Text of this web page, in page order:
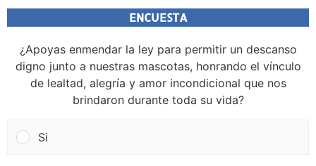
ENCUESTA
¿Apoyas enmendar la ley para permitir un descanso
digno junto a nuestras mascotas, honrando el vínculo
de lealtad, alegría y amor incondicional que nos
brindaron durante toda su vida?
Si